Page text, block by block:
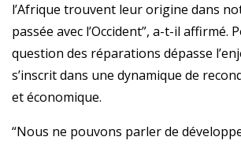
l’Afrique trouvent leur origine dans
passée avec l’Occident”, a-t-il affirmé.
question des réparations dépasse
s’inscrit dans une dynamique de
et économique.
“Nous ne pouvons parler de